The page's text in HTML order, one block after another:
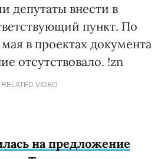
депутаты внести в
пункт. По
в проектах документа
отсутствовало. !zn
RELATED VIDEO
на предложение